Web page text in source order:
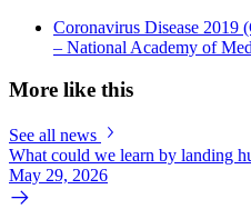
Coronavirus Disease 2019
– National Academy of
More like this
See all news
What could we learn by landing
May 29, 2026